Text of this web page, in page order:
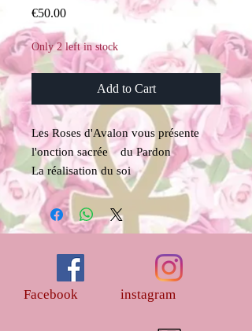
€50.00Price
Only 2 left in stock
Add to Cart
Les Roses d'Avalon vous présente
l'onction sacrée du Pardon
La réalisation du soi
Par les huiles d'Onctions Sacrées
Myrrophores et les Parfums
d'Onctions
Un guide d'utilsation vous sera offert
avec l'onction
Facebook instagram